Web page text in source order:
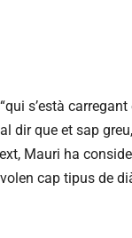
s’està
dir que et sap
Mauri ha
cap tipus de